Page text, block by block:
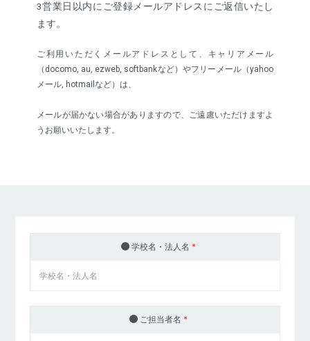
3営業日以内にご登録メールアドレスにご返信いたし
ます。
ご利用いただくメールアドレスとして、キャリアメール
（docomo, au, ezweb, softbankなど）やフリーメール（yahoo
メール, hotmailなど）は、
メールが届かない場合がありますので、ご遠慮いただけますよ
うお願いいたします。
学校名・法人名 *
ご担当者名 *